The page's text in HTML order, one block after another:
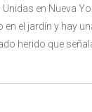
en Nueva
el jardín y hay
herido que